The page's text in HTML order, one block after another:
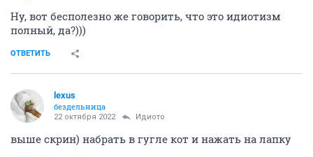
Ну, вот бесполезно же говорить, что это идиотизм
полный, да?)))
ОТВЕТИТЬ
lexus
бездельница
22 октября 2022 Идиото
выше скрин) набрать в гугле кот и нажать на лапку